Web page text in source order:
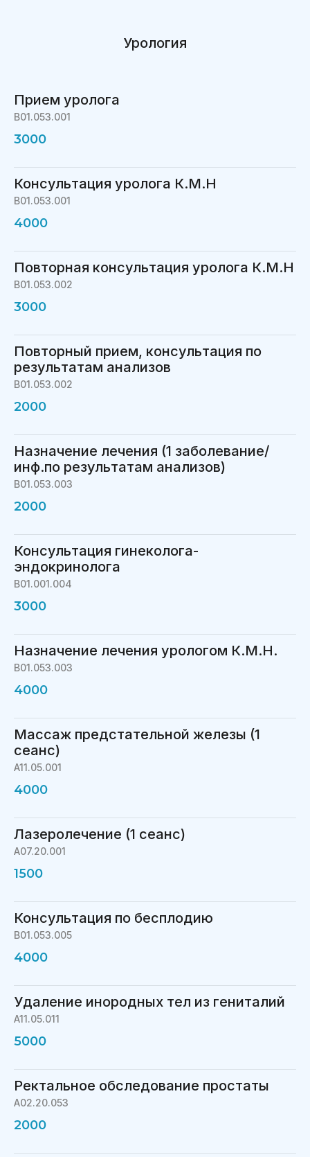
Урология
Прием уролога
В01.053.001
3000
Консультация уролога К.М.Н
В01.053.001
4000
Повторная консультация уролога К.М.Н
В01.053.002
3000
Повторный прием, консультация по
результатам анализов
В01.053.002
2000
Назначение лечения (1 заболевание/
инф.по результатам анализов)
В01.053.003
2000
Консультация гинеколога-
эндокринолога
В01.001.004
3000
Назначение лечения урологом К.М.Н.
В01.053.003
4000
Массаж предстательной железы (1
сеанс)
A11.05.001
4000
Лазеролечение (1 сеанс)
A07.20.001
1500
Консультация по бесплодию
В01.053.005
4000
Удаление инородных тел из гениталий
A11.05.011
5000
Ректальное обследование простаты
A02.20.053
2000